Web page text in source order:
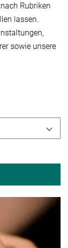
Rubriken
lassen.
sowie unsere